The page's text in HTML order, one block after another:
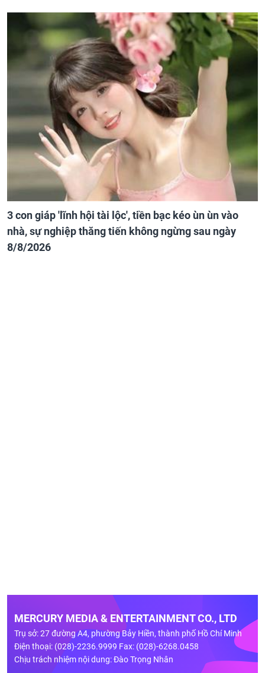
3 con giáp 'lĩnh hội tài lộc', tiền bạc kéo ùn ùn vào
nhà, sự nghiệp thăng tiến không ngừng sau ngày
8/8/2026
MERCURY MEDIA & ENTERTAINMENT CO., LTD
Trụ sở: 27 đường A4, phường Bảy Hiền, thành phố Hồ Chí Minh
Điện thoại: (028)-2236.9999 Fax: (028)-6268.0458
Chịu trách nhiệm nội dung: Đào Trọng Nhân